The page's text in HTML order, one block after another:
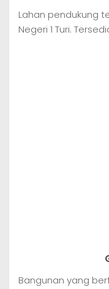
Lahan pendukung
Negeri 1 Turi.
Bangunan yang